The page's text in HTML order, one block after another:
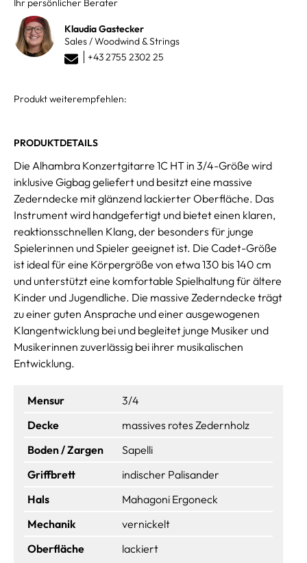
Klaudia Gastecker
Sales / Woodwind & Strings
+43 2755 2302 25
Produkt weiterempfehlen:
PRODUKTDETAILS
Die Alhambra Konzertgitarre 1C HT in 3/4-Größe wird
inklusive Gigbag geliefert und besitzt eine massive
Zederndecke mit glänzend lackierter Oberfläche. Das
Instrument wird handgefertigt und bietet einen klaren,
reaktionsschnellen Klang, der besonders für junge
Spielerinnen und Spieler geeignet ist. Die Cadet-Größe
ist ideal für eine Körpergröße von etwa 130 bis 140 cm
und unterstützt eine komfortable Spielhaltung für ältere
Kinder und Jugendliche. Die massive Zederndecke trägt
zu einer guten Ansprache und einer ausgewogenen
Klangentwicklung bei und begleitet junge Musiker und
Musikerinnen zuverlässig bei ihrer musikalischen
Entwicklung.
Mensur
3/4
Decke
massives rotes Zedernholz
Boden / Zargen
Sapelli
Griffbrett
indischer Palisander
Hals
Mahagoni Ergoneck
Mechanik
vernickelt
Oberfläche
lackiert